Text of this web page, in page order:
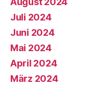
Juli 2024
Juni 2024
Mai 2024
April 2024
März 2024